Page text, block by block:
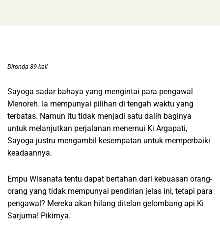
Dironda 89 kali
Sayoga sadar bahaya yang mengintai para pengawal
Menoreh. Ia mempunyai pilihan di tengah waktu yang
terbatas. Namun itu tidak menjadi satu dalih baginya
untuk melanjutkan perjalanan menemui Ki Argapati,
Sayoga justru mengambil kesempatan untuk memperbaiki
keadaannya.
Empu Wisanata tentu dapat bertahan dari kebuasan orang-
orang yang tidak mempunyai pendirian jelas ini, tetapi para
pengawal? Mereka akan hilang ditelan gelombang api Ki
Sarjuma! Pikirnya.